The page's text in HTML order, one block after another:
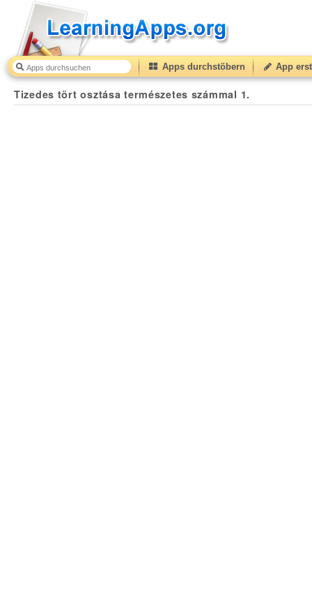
Apps durchstöbern App
Tizedes tört osztása természetes számmal 1.
Tizedes tört osztása természetes számmal 1. 50(from